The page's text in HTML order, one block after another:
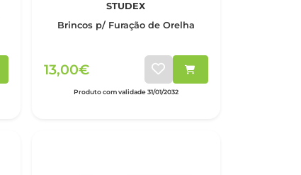
STUDEX
Brincos p/ Furação de Orelha
13,00€
Produto com validade 31/01/2032